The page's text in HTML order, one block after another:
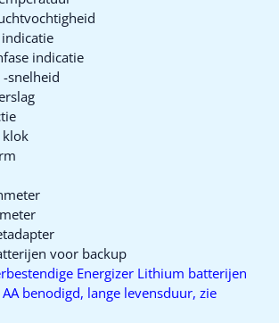
indicatie
snelheid
klok
voor backup
Energizer Lithium batterijen
benodigd, lange levensduur, zie